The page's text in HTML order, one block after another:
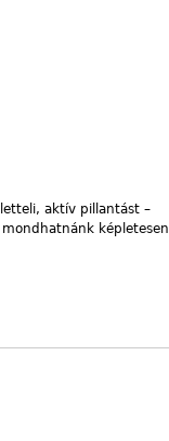
aktív pillantást –
képletesen